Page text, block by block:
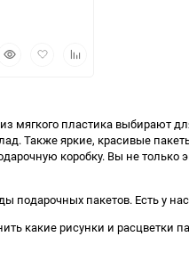
БыстрыйДобавитьДобавить
мягкого пластика выбирают
Также яркие, красивые
коробку. Вы не
подарочных пакетов. Есть у
какие рисунки и